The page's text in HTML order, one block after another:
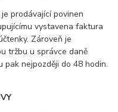
prodávající povinen
vystavena faktura
Zároveň je
tržbu u správce daně
pak nejpozději do 48 hodin.